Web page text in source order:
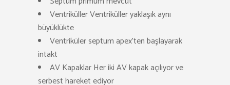
Ventriküller Ventriküller yaklaşık aynı
büyüklükte
Ventriküler septum apex’ten başlayarak
intakt
AV Kapaklar Her iki AV kapak açılıyor ve
serbest hareket ediyor